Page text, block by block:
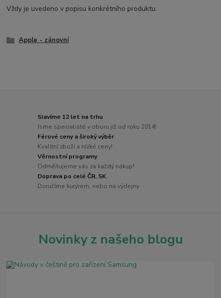
Vždy je uvedeno v popisu konkrétního produktu.
Apple - zánovní
Slavíme 12 let na trhu
Jsme specialisté v oboru již od roku 2014!
Férové ceny a široký výběr
Kvalitní zboží a nízké ceny!
Věrnostní programy
Odměňujeme vás za každý nákup!
Doprava po celé ČR, SK
Doručíme kurýrem, nebo na výdejny
Novinky z našeho blogu